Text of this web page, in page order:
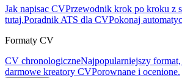
Jak napisac CVPrzewodnik krok po kroku z
tutaj.Poradnik ATS dla CVPokonaj
Formaty CV
CV chronologiczneNajpopularniejszy
darmowe kreatory CVPorownane i ocenione.